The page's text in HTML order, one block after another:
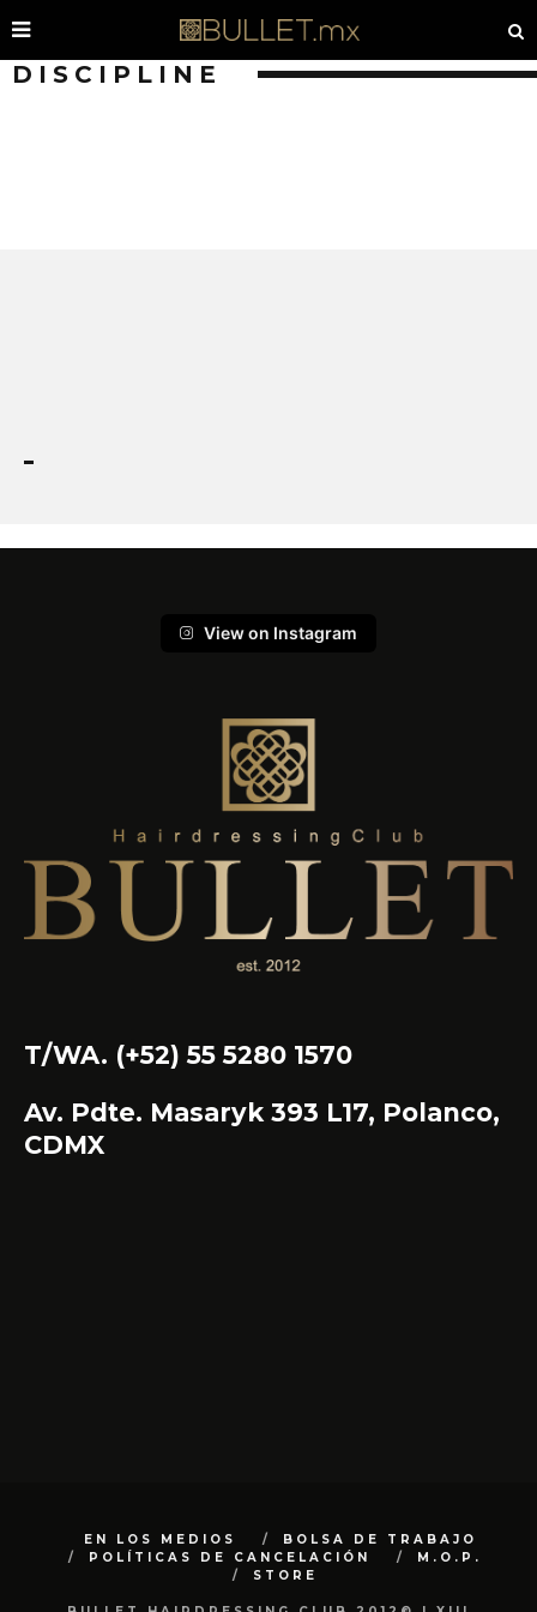
DISCIPLINE
View on Instagram
T/WA. (+52) 55 5280 1570
Av. Pdte. Masaryk 393 L17, Polanco,
CDMX
EN LOS MEDIOS
BOLSA DE TRABAJO
POLÍTICAS DE CANCELACIÓN
M.O.P.
STORE